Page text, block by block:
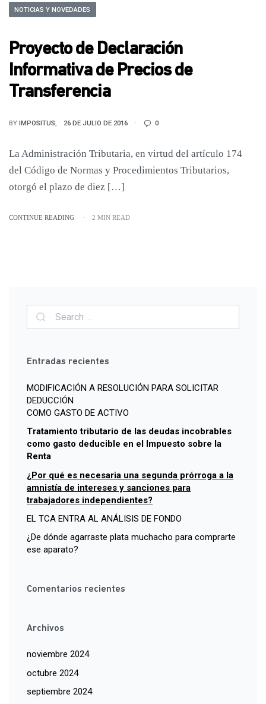
NOTICIAS Y NOVEDADES
Proyecto de Declaración
Informativa de Precios de
Transferencia
BY IMPOSITUS 26 DE JULIO DE 2016 0
La Administración Tributaria, en virtud del artículo 174
del Código de Normas y Procedimientos Tributarios,
otorgó el plazo de diez […]
CONTINUE READING 2 MIN READ
Entradas recientes
MODIFICACIÓN A RESOLUCIÓN PARA SOLICITAR
DEDUCCIÓN
COMO GASTO DE ACTIVO
Tratamiento tributario de las deudas incobrables
como gasto deducible en el Impuesto sobre la
Renta
¿Por qué es necesaria una segunda prórroga a la
amnistía de intereses y sanciones para
trabajadores independientes?
EL TCA ENTRA AL ANÁLISIS DE FONDO
¿De dónde agarraste plata muchacho para comprarte
ese aparato?
Comentarios recientes
Archivos
noviembre 2024
octubre 2024
septiembre 2024